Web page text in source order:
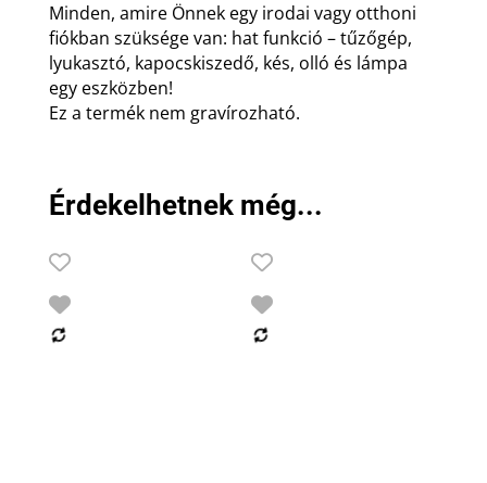
Minden, amire Önnek egy irodai vagy otthoni
fiókban szüksége van: hat funkció – tűzőgép,
lyukasztó, kapocskiszedő, kés, olló és lámpa
egy eszközben!
Ez a termék nem gravírozható.
Érdekelhetnek még...